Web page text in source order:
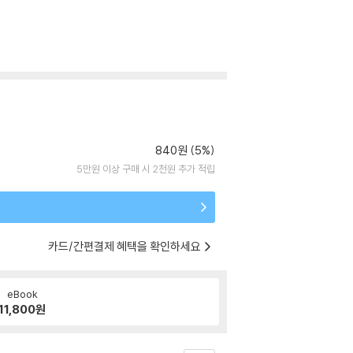
840원 (5%)
5만원 이상 구매 시 2천원 추가 적립
카드/간편결제 혜택을 확인하세요
eBook
원